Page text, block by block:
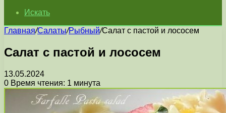
Искать
Главная/Салаты/Рыбный/Салат с пастой и лососем
Салат с пастой и лососем
13.05.2024
0 Время чтения: 1 минута